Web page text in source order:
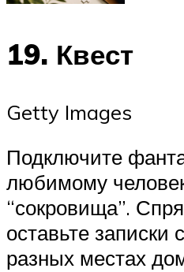
19. Квест
Getty Images
Подключите
любимому
“сокровища”.
оставьте записки
разных местах